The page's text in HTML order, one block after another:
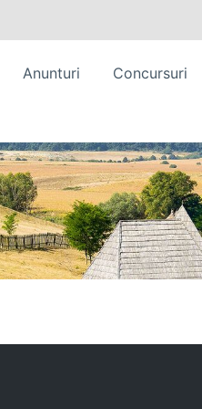
Anunturi Concursuri